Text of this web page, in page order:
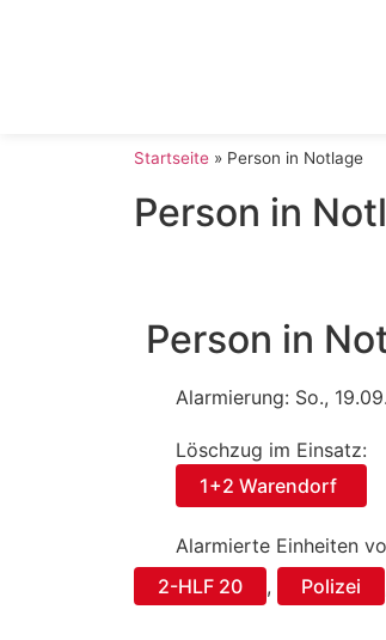
Startseite » Person in Notlage
Person in
Person in
Alarmierung: So.,
Löschzug im Einsatz:
1+2 Warendorf
Alarmierte Einheiten
2-HLF 20
, Polizei